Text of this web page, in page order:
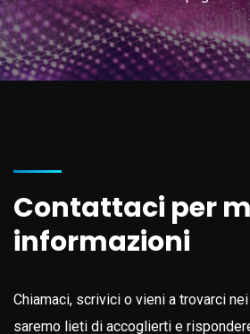
Contattaci per
informazioni
Chiamaci, scrivici o vieni a trovarci
saremo lieti di accoglierti e